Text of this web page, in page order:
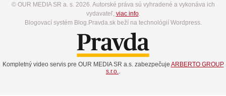
© OUR MEDIA SR a. s. 2026. Autorské práva sú vyhradené a vykonáva ich
vydavateľ, viac info.
Blogovací systém Blog.Pravda.sk beží na technológií Wordpress.
Kompletný video servis pre OUR MEDIA SR a.s. zabezpečuje ARBERTO GROUP
s.r.o..